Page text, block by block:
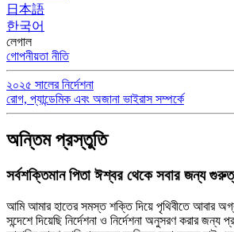
日本語
한국어
লেগাল
গোপনীয়তা নীতি
২০২৫ সালের নির্দেশনা
রোগ, প্যান্ডেমিক এবং অজানা ভাইরাস সম্পর্কে
অন্তিম প্রস্তুতি
সর্বশক্তিমান পিতা ঈশ্বর থেকে সবার জন্য
আমি আমার হাতের সমস্ত শক্তি দিয়ে পৃথিবীতে আবার
সন্দেশে দিয়েছি নির্দেশনা ও নির্দেশনা অনুসরণ করার